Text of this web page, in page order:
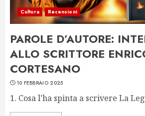
Cultura Recensioni
PAROLE D’AUTORE:
ALLO SCRITTORE
CORTESANO
10 FEBBRAIO 2025
1. Cosa l’ha spinta a scrivere La